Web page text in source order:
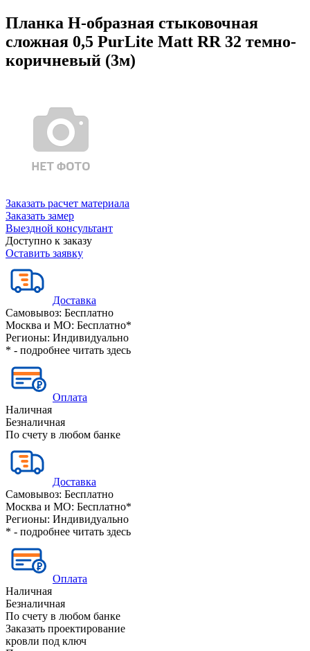
Планка Н-образная стыковочная
сложная 0,5 PurLite Matt RR 32 темно-
коричневый (3м)
Заказать расчет материала
Заказать замер
Выездной консультант
Доступно к заказу
Оставить заявку
Доставка
Самовывоз: Бесплатно
Москва и МО: Бесплатно*
Регионы: Индивидуально
* - подробнее читать здесь
Оплата
Наличная
Безналичная
По счету в любом банке
Доставка
Самовывоз: Бесплатно
Москва и МО: Бесплатно*
Регионы: Индивидуально
* - подробнее читать здесь
Оплата
Наличная
Безналичная
По счету в любом банке
Заказать проектирование
кровли под ключ